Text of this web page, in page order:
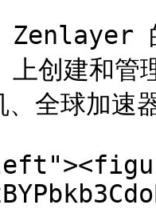
的
创建和管
全球加速